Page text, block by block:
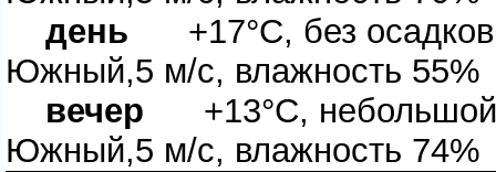
день +17°C, без
Южный,5 м/с, влажность 55%
ечер +13°C, небольшой
Южный,5 м/с, влажность 74%